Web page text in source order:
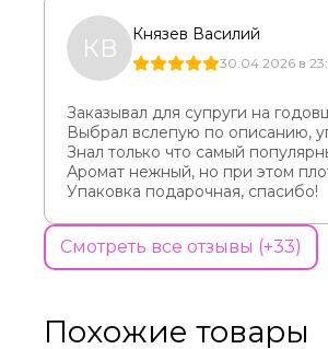
КВ Князев Василий
30.04.2026 в
Заказывал для супруги на
Выбрал вслепую по описанию,
Знал только что самый
Аромат нежный, но при этом
Упаковка подарочная, спасибо!
Смотреть все отзывы (+33)
Похожие товары